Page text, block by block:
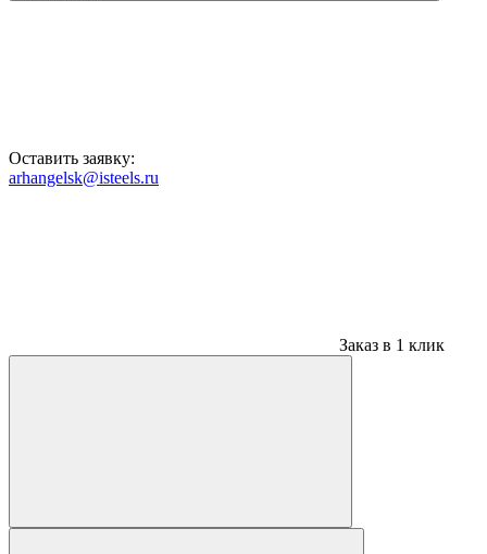
Оставить заявку:
arhangelsk@isteels.ru
Заказ в 1 клик